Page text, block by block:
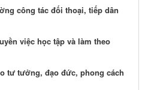
công tác đối thoại, tiếp dân
việc học tập và làm theo
tư tưởng, đạo đức, phong cách